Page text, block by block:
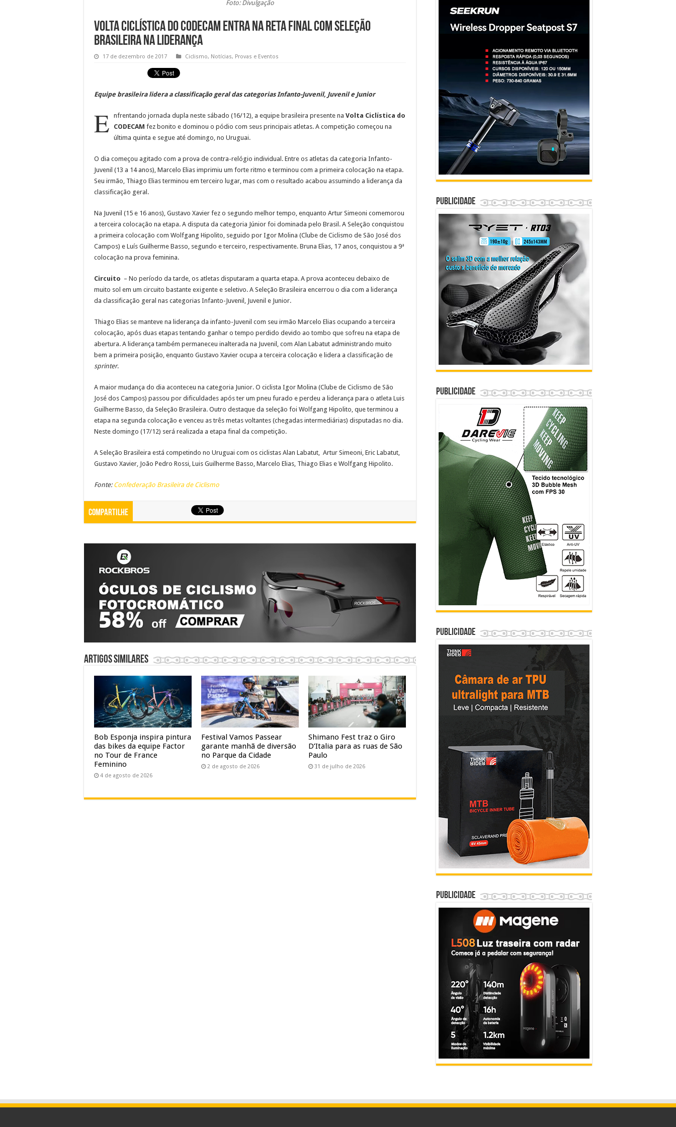
Foto: Divulgação
Volta Ciclística do CODECAM entra na reta final com Seleção
Brasileira na liderança
17 de dezembro de 2017 Ciclismo, Notícias, Provas e Eventos
Equipe brasileira lidera a classificação geral das categorias Infanto-Juvenil, Juvenil e Junior
E nfrentando jornada dupla neste sábado (16/12), a equipe brasileira presente na Volta Ciclística do
CODECAM fez bonito e dominou o pódio com seus principais atletas. A competição começou na
última quinta e segue até domingo, no Uruguai.
O dia começou agitado com a prova de contra-relógio individual. Entre os atletas da categoria Infanto-
Juvenil (13 a 14 anos), Marcelo Elias imprimiu um forte ritmo e terminou com a primeira colocação na etapa.
Seu irmão, Thiago Elias terminou em terceiro lugar, mas com o resultado acabou assumindo a liderança da
classificação geral.
Na Juvenil (15 e 16 anos), Gustavo Xavier fez o segundo melhor tempo, enquanto Artur Simeoni comemorou
a terceira colocação na etapa. A disputa da categoria Júnior foi dominada pelo Brasil. A Seleção conquistou
a primeira colocação com Wolfgang Hipolito, seguido por Igor Molina (Clube de Ciclismo de São José dos
Campos) e Luís Guilherme Basso, segundo e terceiro, respectivamente. Bruna Elias, 17 anos, conquistou a 9ª
colocação na prova feminina.
Circuito – No período da tarde, os atletas disputaram a quarta etapa. A prova aconteceu debaixo de
muito sol em um circuito bastante exigente e seletivo. A Seleção Brasileira encerrou o dia com a liderança
da classificação geral nas categorias Infanto-Juvenil, Juvenil e Junior.
Thiago Elias se manteve na liderança da infanto-Juvenil com seu irmão Marcelo Elias ocupando a terceira
colocação, após duas etapas tentando ganhar o tempo perdido devido ao tombo que sofreu na etapa de
abertura. A liderança também permaneceu inalterada na Juvenil, com Alan Labatut administrando muito
bem a primeira posição, enquanto Gustavo Xavier ocupa a terceira colocação e lidera a classificação de
sprinter.
A maior mudança do dia aconteceu na categoria Junior. O ciclista Igor Molina (Clube de Ciclismo de São
José dos Campos) passou por dificuldades após ter um pneu furado e perdeu a liderança para o atleta Luis
Guilherme Basso, da Seleção Brasileira. Outro destaque da seleção foi Wolfgang Hipolito, que terminou a
etapa na segunda colocação e venceu as três metas voltantes (chegadas intermediárias) disputadas no dia.
Neste domingo (17/12) será realizada a etapa final da competição.
A Seleção Brasileira está competindo no Uruguai com os ciclistas Alan Labatut, Artur Simeoni, Eric Labatut,
Gustavo Xavier, João Pedro Rossi, Luis Guilherme Basso, Marcelo Elias, Thiago Elias e Wolfgang Hipolito.
Fonte: Confederação Brasileira de Ciclismo
Compartilhe
Artigos similares
Bob Esponja inspira pintura
das bikes da equipe Factor
no Tour de France
Feminino
4 de agosto de 2026
Festival Vamos Passear
garante manhã de diversão
no Parque da Cidade
2 de agosto de 2026
Shimano Fest traz o Giro
D’Italia para as ruas de São
Paulo
31 de julho de 2026
Publicidade
Publicidade
Publicidade
Publicidade